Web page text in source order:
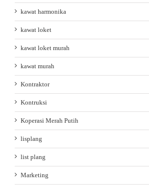
kawat harmonika
kawat loket
kawat loket murah
kawat murah
Kontraktor
Kontruksi
Koperasi Merah Putih
lisplang
list plang
Marketing